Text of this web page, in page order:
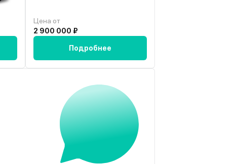
Цена от
2 900 000 ₽
Подробнее